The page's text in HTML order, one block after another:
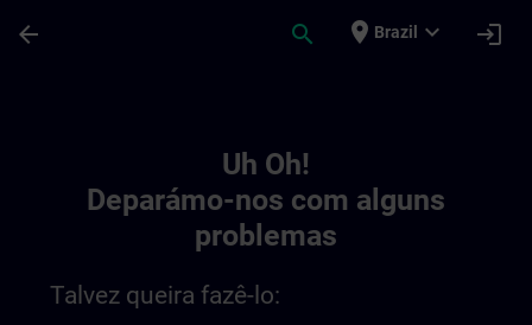
arrow_back search place Brazil expand_more login
Uh Oh!
Deparámo-nos com alguns
problemas
Talvez queira fazê-lo: